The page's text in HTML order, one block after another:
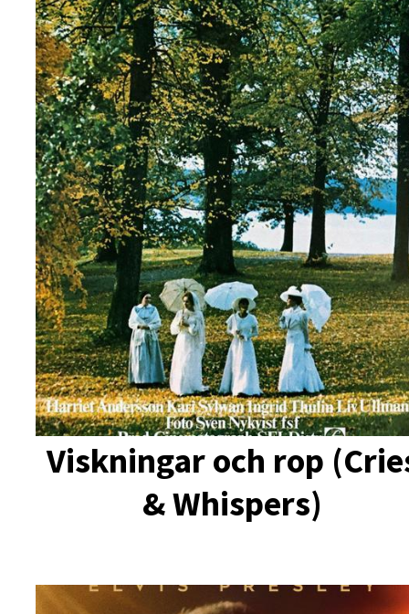
Viskningar och rop
& Whispers)